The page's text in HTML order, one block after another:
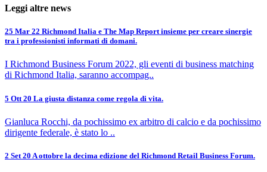
Leggi altre news
25 Mar 22 Richmond Italia e The Map Report insieme per creare sinergie
tra i professionisti informati di domani.
I Richmond Business Forum 2022, gli eventi di business matching
di Richmond Italia, saranno accompag..
5 Ott 20 La giusta distanza come regola di vita.
Gianluca Rocchi, da pochissimo ex arbitro di calcio e da pochissimo
dirigente federale, è stato lo ..
2 Set 20 A ottobre la decima edizione del Richmond Retail Business Forum.